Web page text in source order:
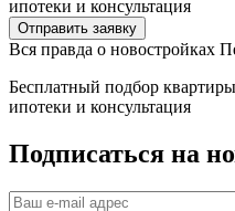
ипотеки и консультация
Отправить заявку
Вся правда о новостройках
Бесплатный подбор
ипотеки и консультация
Подписаться на